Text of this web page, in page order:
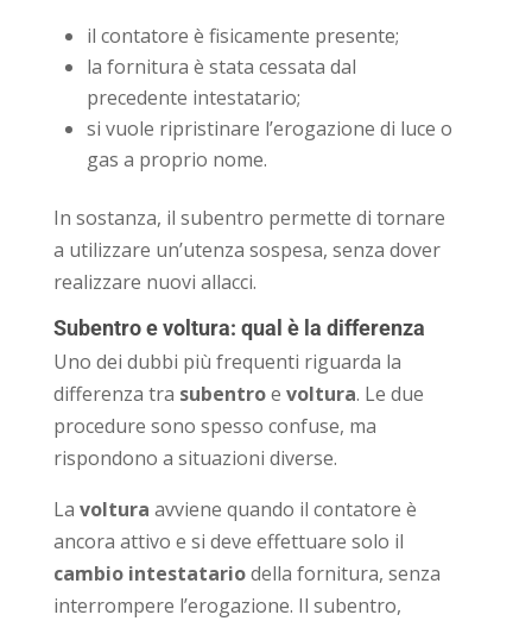
il contatore è fisicamente presente;
la fornitura è stata cessata dal
precedente intestatario;
si vuole ripristinare l’erogazione di luce o
gas a proprio nome.
In sostanza, il subentro permette di tornare
a utilizzare un’utenza sospesa, senza dover
realizzare nuovi allacci.
Subentro e voltura: qual è la differenza
Uno dei dubbi più frequenti riguarda la
differenza tra subentroe voltura. Le due
procedure sono spesso confuse, ma
rispondono a situazioni diverse.
La voltura avviene quando il contatore è
ancora attivo e si deve effettuare solo il
cambio intestatariodella fornitura, senza
interrompere l’erogazione. Il subentro,